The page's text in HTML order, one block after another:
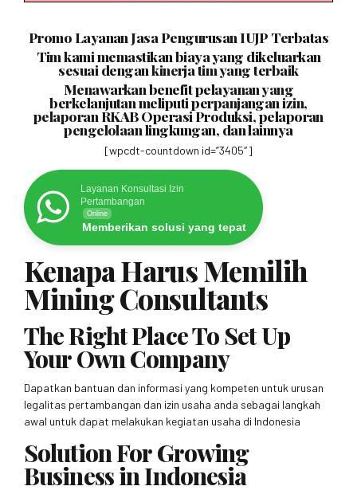
Promo Layanan Jasa Pengurusan IUJP Terbatas
Tim kami memastikan biaya yang dikeluarkan
sesuai dengan kinerja tim yang terbaik
Menawarkan benefit pelayanan yang
berkelanjutan meliputi perpanjangan izin,
pelaporan RKAB Operasi Produksi, pelaporan
pengelolaan lingkungan, dan lainnya
[wpcdt-countdown id=”3405″]
Layanan Konsultasi Izin
Pertambangan
Online
Memberikan solusi yang tepat
Kenapa Harus Memilih
Mining Consultants
The Right Place To Set Up
Your Own Company
Dapatkan bantuan dan informasi yang kompeten untuk urusan
legalitas pertambangan dan izin usaha anda sebagai langkah
awal untuk dapat melakukan kegiatan usaha di Indonesia
Solution For Growing
Business in Indonesia